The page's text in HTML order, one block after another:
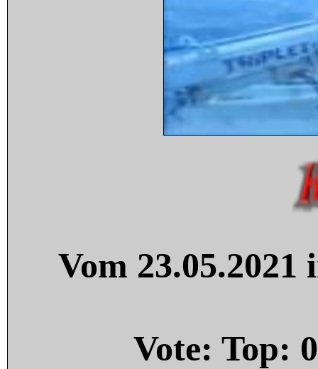
Vom
Vote: Top: 0